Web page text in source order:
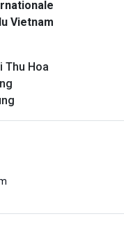
Vietnam
Thu Hoa